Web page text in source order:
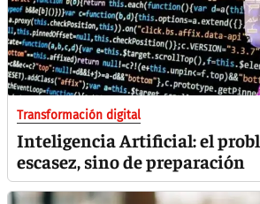
Transformación digital
Inteligencia Artificial: el
escasez, sino de preparación